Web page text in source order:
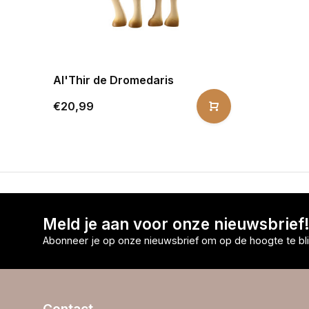
Al'Thir de Dromedaris
€20,99
Meld je aan voor onze nieuwsbrief!
Abonneer je op onze nieuwsbrief om op de hoogte te